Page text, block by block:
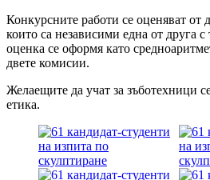
Конкурсните работи се оценяват от
които са независими една от друга
оценка се оформя като
двете комисии.
Желаещите да учат за зъботехници
етика.